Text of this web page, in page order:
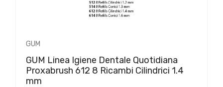
GUM
GUM Linea Igiene Dentale Quotidiana
Proxabrush 612 8 Ricambi Cilindrici 1.4
mm